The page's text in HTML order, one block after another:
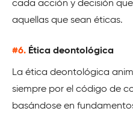
cada acción y decisión
aquellas que sean éticas.
#6. Ética deontológica
La ética deontológica
siempre por el código de
basándose en